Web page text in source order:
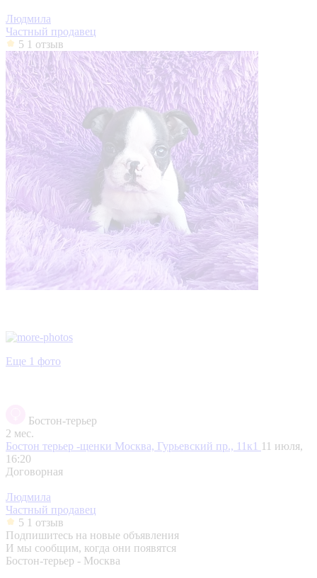
Людмила
Частный продавец
5 1 отзыв
Еще 1 фото
Бостон-терьер
2 мес.
Бостон терьер -щенки Москва, Гурьевский пр., 11к1 11 июля,
16:20
Договорная
Людмила
Частный продавец
5 1 отзыв
Подпишитесь на новые объявления
И мы сообщим, когда они появятся
Бостон-терьер - Москва